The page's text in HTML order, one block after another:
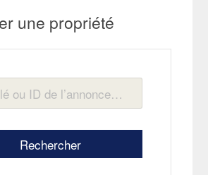
une propriété